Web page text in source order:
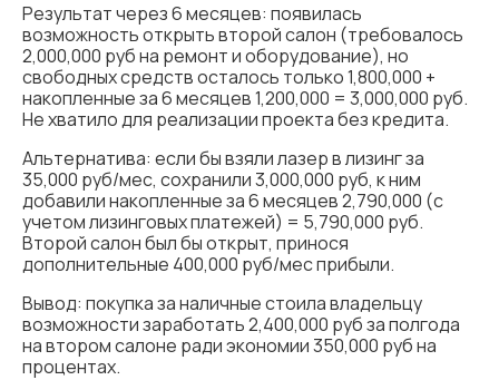
Результат через 6 месяцев: появилась
возможность открыть второй салон (требовалось
2,000,000 руб на ремонт и оборудование), но
свободных средств осталось только 1,800,000 +
накопленные за 6 месяцев 1,200,000 = 3,000,000 руб.
Не хватило для реализации проекта без кредита.
Альтернатива: если бы взяли лазер в лизинг за
35,000 руб/мес, сохранили 3,000,000 руб, к ним
добавили накопленные за 6 месяцев 2,790,000 (с
учетом лизинговых платежей) = 5,790,000 руб.
Второй салон был бы открыт, принося
дополнительные 400,000 руб/мес прибыли.
Вывод: покупка за наличные стоила владельцу
возможности заработать 2,400,000 руб за полгода
на втором салоне ради экономии 350,000 руб на
процентах.